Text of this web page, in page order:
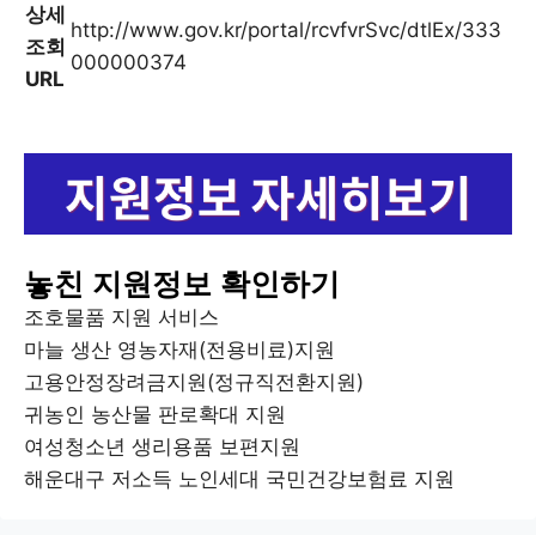
상세
조회
URL
http://www.gov.kr/portal/rcvfvrSvc/dtlEx/333
000000374
놓친 지원정보 확인하기
조호물품 지원 서비스
마늘 생산 영농자재(전용비료)지원
고용안정장려금지원(정규직전환지원)
귀농인 농산물 판로확대 지원
여성청소년 생리용품 보편지원
해운대구 저소득 노인세대 국민건강보험료 지원